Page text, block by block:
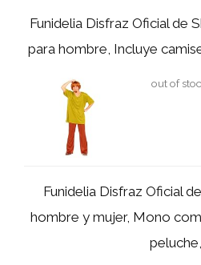
Funidelia Disfraz Oficial de
para hombre, Incluye
out of
Funidelia Disfraz Oficial
hombre y mujer, Mono